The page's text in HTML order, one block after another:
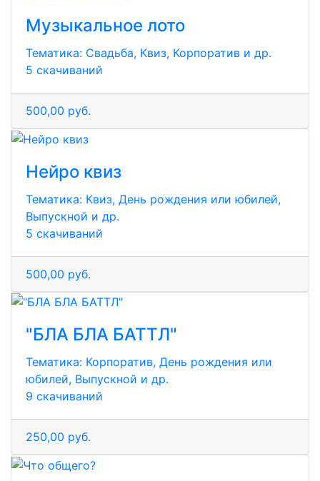
Музыкальное лото
Тематика: Свадьба, Квиз, Корпоратив и др.
5 скачиваний
500,00 руб.
Нейро квиз
Тематика: Квиз, День рождения или юбилей,
Выпускной и др.
5 скачиваний
500,00 руб.
"БЛА БЛА БАТТЛ"
Тематика: Корпоратив, День рождения или
юбилей, Выпускной и др.
9 скачиваний
250,00 руб.